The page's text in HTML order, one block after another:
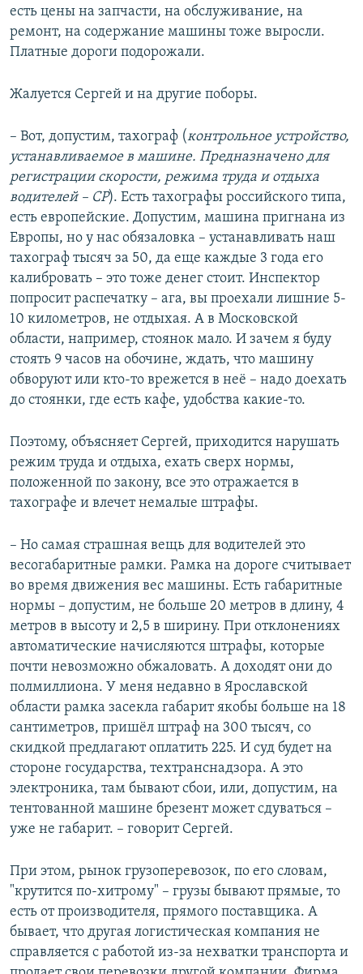
есть цены на запчасти, на обслуживание, на
ремонт, на содержание машины тоже выросли.
Платные дороги подорожали.
Жалуется Сергей и на другие поборы.
– Вот, допустим, тахограф (контрольное устройство,
устанавливаемое в машине. Предназначено для
регистрации скорости, режима труда и отдыха
водителей – СР). Есть тахографы российского типа,
есть европейские. Допустим, машина пригнана из
Европы, но у нас обязаловка – устанавливать наш
тахограф тысяч за 50, да еще каждые 3 года его
калибровать – это тоже денег стоит. Инспектор
попросит распечатку – ага, вы проехали лишние 5-
10 километров, не отдыхая. А в Московской
области, например, стоянок мало. И зачем я буду
стоять 9 часов на обочине, ждать, что машину
обворуют или кто-то врежется в неё – надо доехать
до стоянки, где есть кафе, удобства какие-то.
Поэтому, объясняет Сергей, приходится нарушать
режим труда и отдыха, ехать сверх нормы,
положенной по закону, все это отражается в
тахографе и влечет немалые штрафы.
– Но самая страшная вещь для водителей это
весогабаритные рамки. Рамка на дороге считывает
во время движения вес машины. Есть габаритные
нормы – допустим, не больше 20 метров в длину, 4
метров в высоту и 2,5 в ширину. При отклонениях
автоматические начисляются штрафы, которые
почти невозможно обжаловать. А доходят они до
полмиллиона. У меня недавно в Ярославской
области рамка засекла габарит якобы больше на 18
сантиметров, пришёл штраф на 300 тысяч, со
скидкой предлагают оплатить 225. И суд будет на
стороне государства, техтранснадзора. А это
электроника, там бывают сбои, или, допустим, на
тентованной машине брезент может сдуваться –
уже не габарит. – говорит Сергей.
При этом, рынок грузоперевозок, по его словам,
"крутится по-хитрому" – грузы бывают прямые, то
есть от производителя, прямого поставщика. А
бывает, что другая логистическая компания не
справляется с работой из-за нехватки транспорта и